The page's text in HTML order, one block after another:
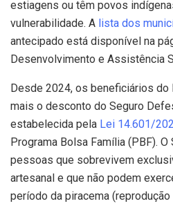
estiagens ou têm povos
vulnerabilidade. A lista dos
antecipado está disponível na
Desenvolvimento e Assistência
Desde 2024, os beneficiários do
mais o desconto do Seguro
estabelecida pela Lei 14.601/
Programa Bolsa Família (PBF).
pessoas que sobrevivem
artesanal e que não podem
período da piracema